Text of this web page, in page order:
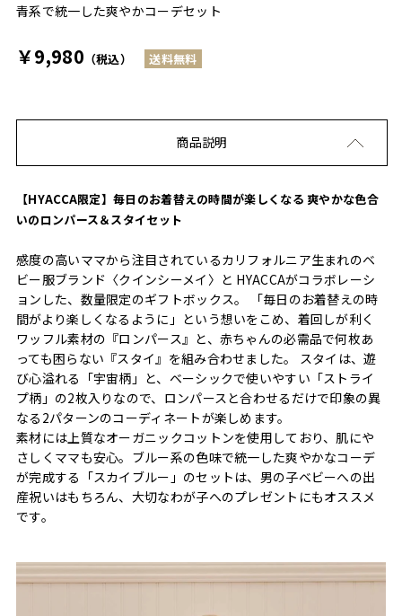
青系で統一した爽やかコーデセット
￥9,980 （税込） 送料無料
商品説明
【HYACCA限定】毎日のお着替えの時間が楽しくなる 爽やかな色合
いのロンパース＆スタイセット
感度の高いママから注目されているカリフォルニア生まれのベ
ビー服ブランド〈クインシーメイ〉と HYACCAがコラボレーシ
ョンした、数量限定のギフトボックス。 「毎日のお着替えの時
間がより楽しくなるように」という想いをこめ、着回しが利く
ワッフル素材の『ロンパース』と、赤ちゃんの必需品で何枚あ
っても困らない『スタイ』を組み合わせました。 スタイは、遊
び心溢れる「宇宙柄」と、ベーシックで使いやすい「ストライ
プ柄」の2枚入りなので、ロンパースと合わせるだけで印象の異
なる2パターンのコーディネートが楽しめます。
素材には上質なオーガニックコットンを使用しており、肌にや
さしくママも安心。ブルー系の色味で統一した爽やかなコーデ
が完成する「スカイブルー」のセットは、男の子ベビーへの出
産祝いはもちろん、大切なわが子へのプレゼントにもオススメ
です。